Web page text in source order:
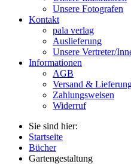
Unsere Fotografen
Kontakt
pala verlag
Auslieferung
Unsere Vertreter/
Informationen
AGB
Versand &
Zahlungsweisen
Widerruf
Sie sind hier:
Startseite
Bücher
Gartengestaltung